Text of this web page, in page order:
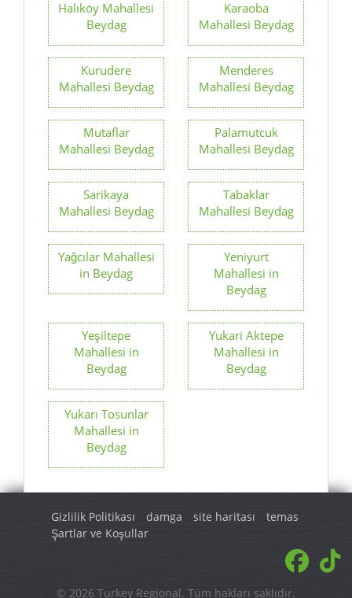
Halıköy Mahallesi
Beydag
Karaoba
Mahallesi Beydag
Kurudere
Mahallesi Beydag
Menderes
Mahallesi Beydag
Mutaflar
Mahallesi Beydag
Palamutcuk
Mahallesi Beydag
Sarikaya
Mahallesi Beydag
Tabaklar
Mahallesi Beydag
Yağcılar Mahallesi
in Beydag
Yeniyurt
Mahallesi in
Beydag
Yeşiltepe
Mahallesi in
Beydag
Yukari Aktepe
Mahallesi in
Beydag
Yukarı Tosunlar
Mahallesi in
Beydag
Gizlilik Politikası damga site haritası
temas
Şartlar ve Koşullar
© 2026 Turkey Regional. Tüm hakları saklıdır.